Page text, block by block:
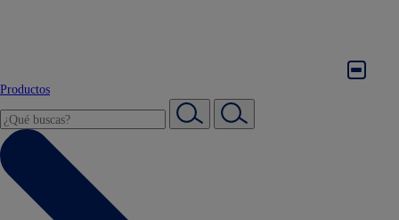
Productos